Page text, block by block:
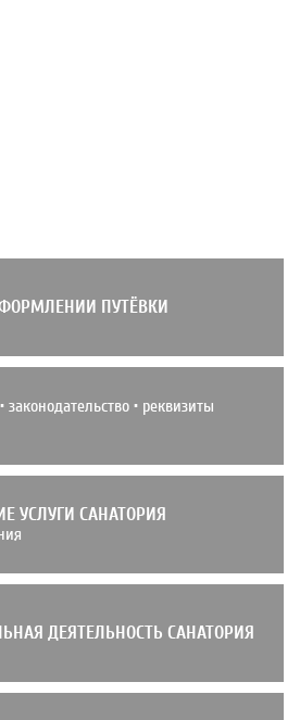
ПУТЁВКИ
• законодательство • реквизиты
УСЛУГИ САНАТОРИЯ
ДЕЯТЕЛЬНОСТЬ САНАТОРИЯ